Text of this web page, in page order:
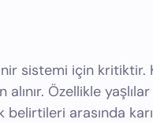
sistemi için kritiktir.
Özellikle yaşlılar
belirtileri arasında